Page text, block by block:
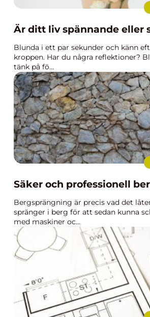
Är ditt liv spännande eller
Blunda i ett par sekunder och känn
kroppen. Har du några reflektioner?
tänk på fö...
Säker och professionell
Bergsprängning är precis vad det
spränger i berg för att sedan kunna
med maskiner oc...